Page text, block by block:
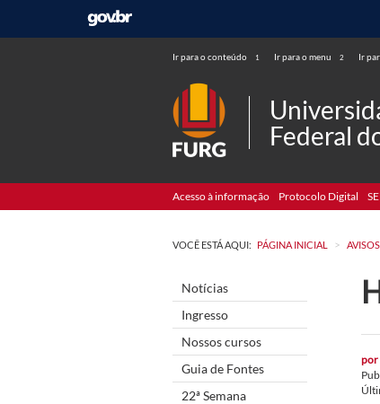
Ir para o conteúdo 1 Ir para o menu 2 Ir
Federal
Acesso à informação Protocolo Digital
VOCÊ ESTÁ AQUI: PÁGINA INICIAL > AVISOS
Notícias
Ingresso
Nossos cursos
Guia de Fontes
22ª Semana
por